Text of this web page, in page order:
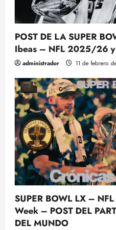
POST DE LA SUPER
Ibeas – NFL 2025/26
administrador 11 de febrero
SUPER BOWL LX –
Week – POST DEL
DEL MUNDO